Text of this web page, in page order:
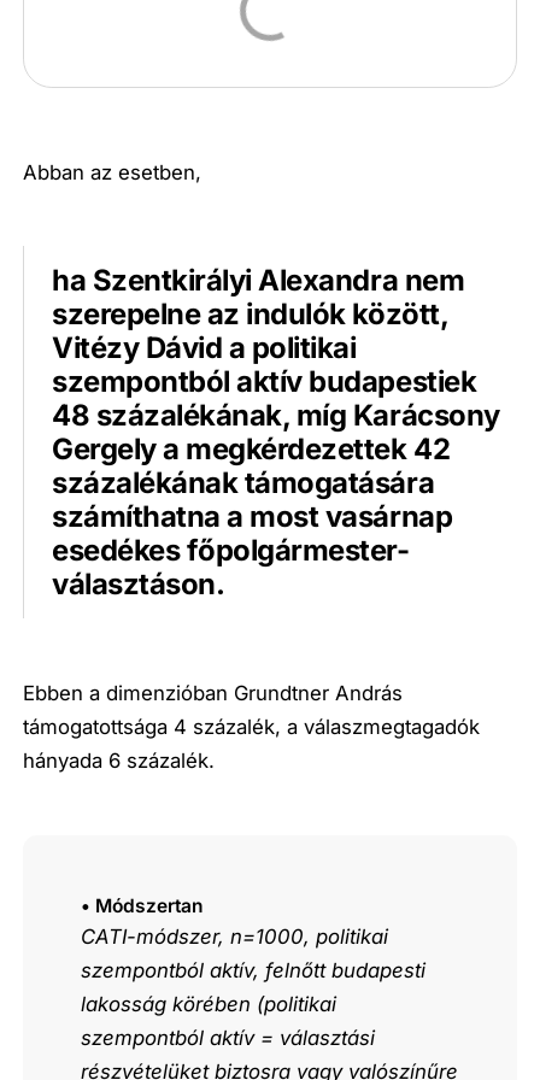
Abban az esetben,
ha Szentkirályi Alexandra nem
szerepelne az indulók között,
Vitézy Dávid a politikai
szempontból aktív budapestiek
48 százalékának, míg Karácsony
Gergely a megkérdezettek 42
százalékának támogatására
számíthatna a most vasárnap
esedékes főpolgármester-
választáson.
Ebben a dimenzióban Grundtner András
támogatottsága 4 százalék, a válaszmegtagadók
hányada 6 százalék.
• Módszertan
CATI-módszer, n=1000, politikai
szempontból aktív, felnőtt budapesti
lakosság körében (politikai
szempontból aktív = választási
részvételüket biztosra vagy valószínűre